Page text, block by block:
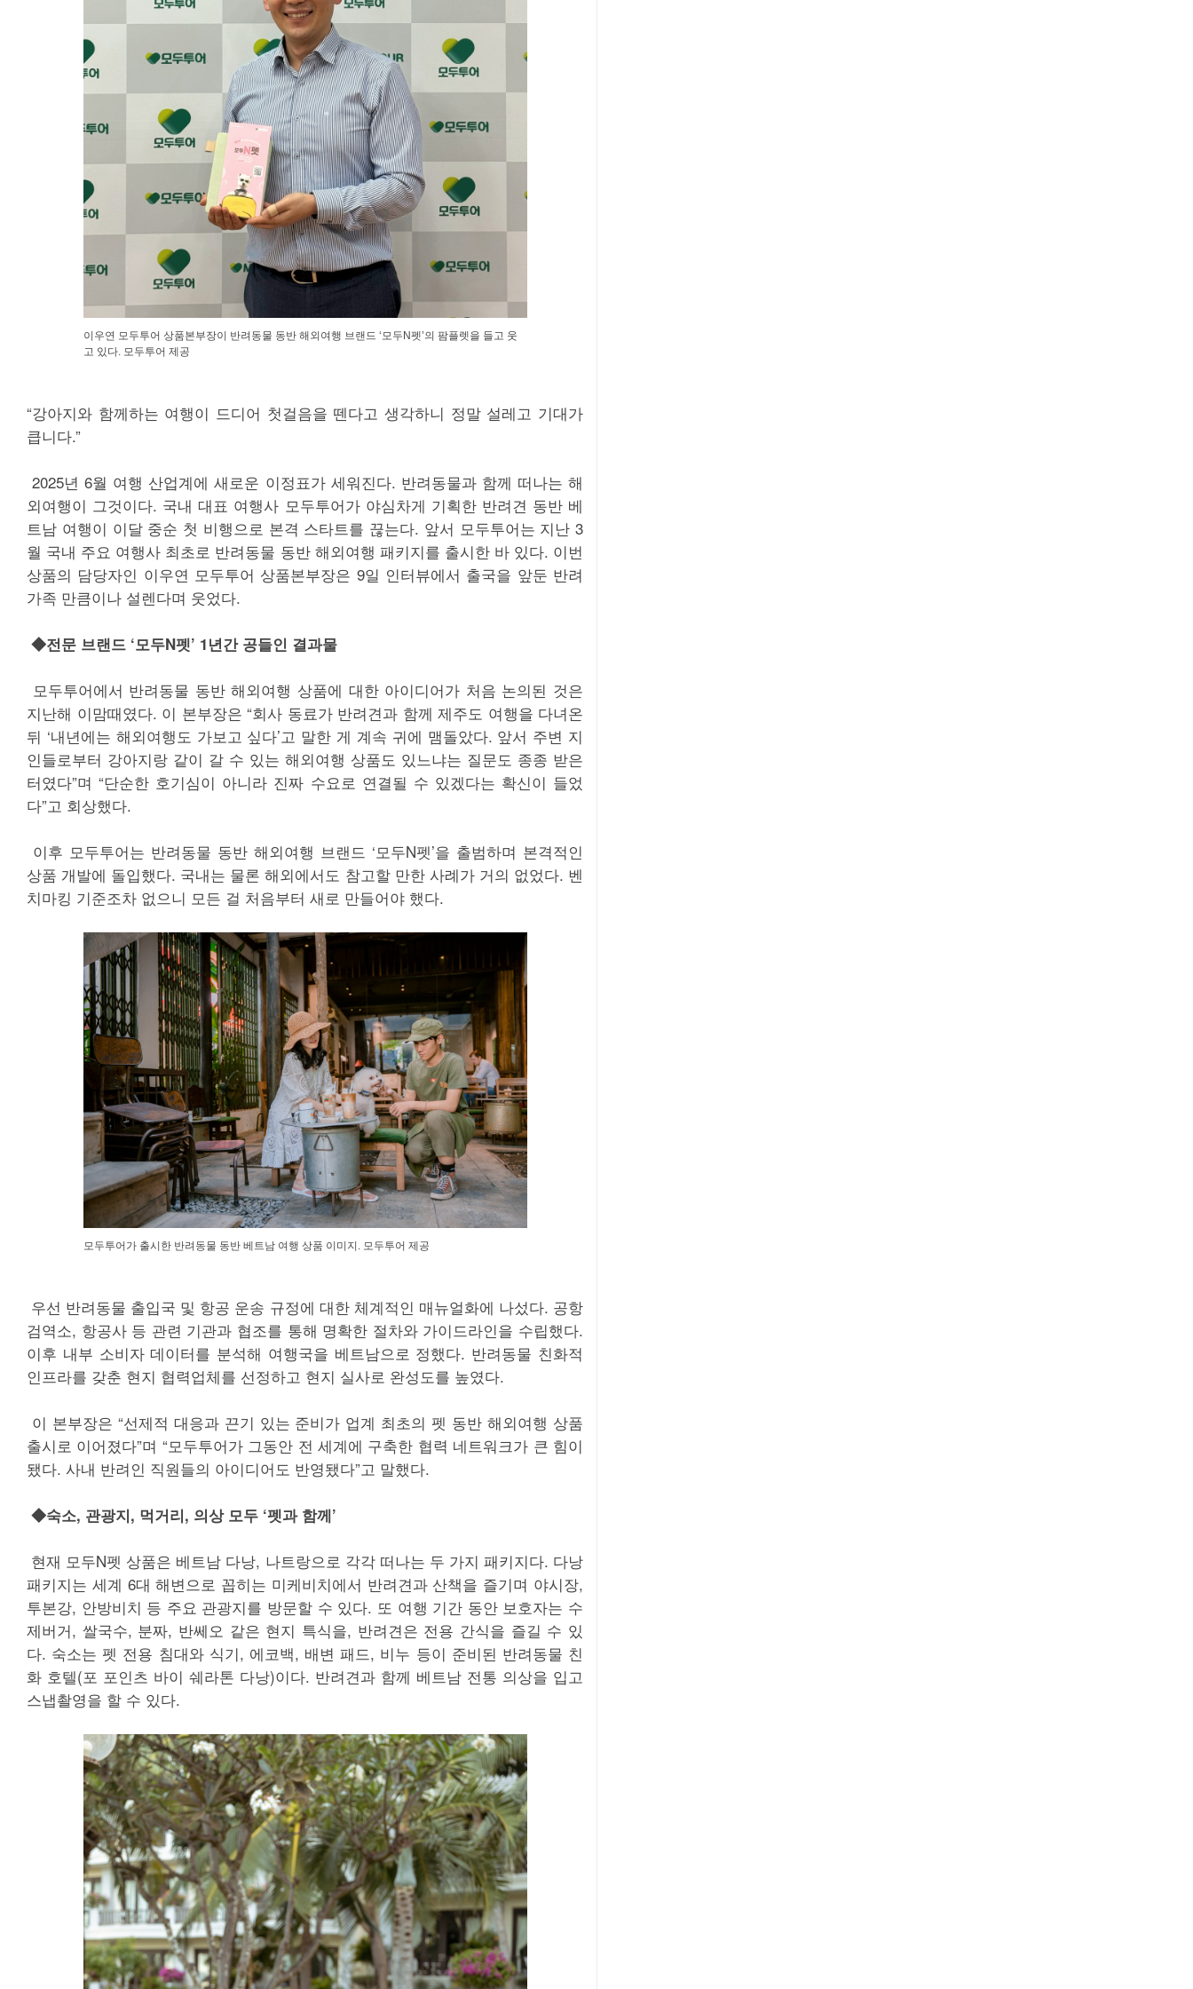
이우연 모두투어 상품본부장이 반려동물 동반 해외여행 브랜드 ‘모두N펫’의 팜플렛을 들고 웃
고 있다. 모두투어 제공
“강아지와 함께하는 여행이 드디어 첫걸음을 뗀다고 생각하니 정말 설레고 기대가
큽니다.”
2025년 6월 여행 산업계에 새로운 이정표가 세워진다. 반려동물과 함께 떠나는 해
외여행이 그것이다. 국내 대표 여행사 모두투어가 야심차게 기획한 반려견 동반 베
트남 여행이 이달 중순 첫 비행으로 본격 스타트를 끊는다. 앞서 모두투어는 지난 3
월 국내 주요 여행사 최초로 반려동물 동반 해외여행 패키지를 출시한 바 있다. 이번
상품의 담당자인 이우연 모두투어 상품본부장은 9일 인터뷰에서 출국을 앞둔 반려
가족 만큼이나 설렌다며 웃었다.
◆전문 브랜드 ‘모두N펫’ 1년간 공들인 결과물
모두투어에서 반려동물 동반 해외여행 상품에 대한 아이디어가 처음 논의된 것은
지난해 이맘때였다. 이 본부장은 “회사 동료가 반려견과 함께 제주도 여행을 다녀온
뒤 ‘내년에는 해외여행도 가보고 싶다’고 말한 게 계속 귀에 맴돌았다. 앞서 주변 지
인들로부터 강아지랑 같이 갈 수 있는 해외여행 상품도 있느냐는 질문도 종종 받은
터였다”며 “단순한 호기심이 아니라 진짜 수요로 연결될 수 있겠다는 확신이 들었
다”고 회상했다.
이후 모두투어는 반려동물 동반 해외여행 브랜드 ‘모두N펫’을 출범하며 본격적인
상품 개발에 돌입했다. 국내는 물론 해외에서도 참고할 만한 사례가 거의 없었다. 벤
치마킹 기준조차 없으니 모든 걸 처음부터 새로 만들어야 했다.
모두투어가 출시한 반려동물 동반 베트남 여행 상품 이미지. 모두투어 제공
우선 반려동물 출입국 및 항공 운송 규정에 대한 체계적인 매뉴얼화에 나섰다. 공항
검역소, 항공사 등 관련 기관과 협조를 통해 명확한 절차와 가이드라인을 수립했다.
이후 내부 소비자 데이터를 분석해 여행국을 베트남으로 정했다. 반려동물 친화적
인프라를 갖춘 현지 협력업체를 선정하고 현지 실사로 완성도를 높였다.
이 본부장은 “선제적 대응과 끈기 있는 준비가 업계 최초의 펫 동반 해외여행 상품
출시로 이어졌다”며 “모두투어가 그동안 전 세계에 구축한 협력 네트워크가 큰 힘이
됐다. 사내 반려인 직원들의 아이디어도 반영됐다”고 말했다.
◆숙소, 관광지, 먹거리, 의상 모두 ‘펫과 함께’
현재 모두N펫 상품은 베트남 다낭, 나트랑으로 각각 떠나는 두 가지 패키지다. 다낭
패키지는 세계 6대 해변으로 꼽히는 미케비치에서 반려견과 산책을 즐기며 야시장,
투본강, 안방비치 등 주요 관광지를 방문할 수 있다. 또 여행 기간 동안 보호자는 수
제버거, 쌀국수, 분짜, 반쎄오 같은 현지 특식을, 반려견은 전용 간식을 즐길 수 있
다. 숙소는 펫 전용 침대와 식기, 에코백, 배변 패드, 비누 등이 준비된 반려동물 친
화 호텔(포 포인츠 바이 쉐라톤 다낭)이다. 반려견과 함께 베트남 전통 의상을 입고
스냅촬영을 할 수 있다.